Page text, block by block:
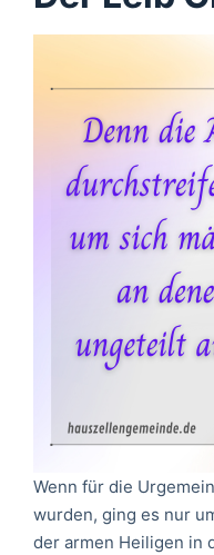
Wenn für die
wurden, ging es nur
der armen Heiligen in